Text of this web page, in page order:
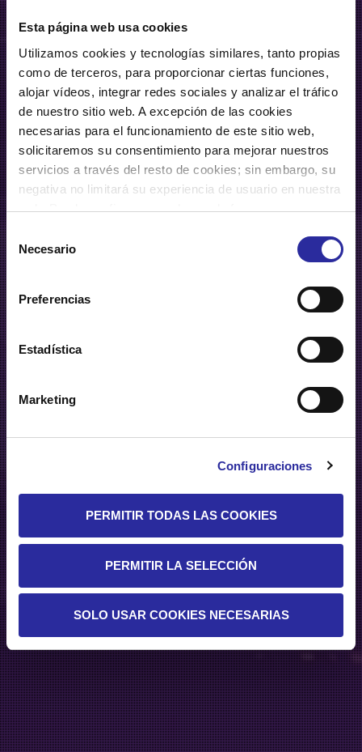
Esta página web usa cookies
Utilizamos cookies y tecnologías similares, tanto propias
como de terceros, para proporcionar ciertas funciones,
alojar vídeos, integrar redes sociales y analizar el tráfico
de nuestro sitio web. A excepción de las cookies
necesarias para el funcionamiento de este sitio web,
solicitaremos su consentimiento para mejorar nuestros
servicios a través del resto de cookies; sin embargo, su
negativa no limitará su experiencia de usuario en nuestra
web. Puede configurar o rechazar de forma
más información, puede consultar nuestra
Política de
Necesario
Preferencias
Estadística
Marketing
Configuraciones
PERMITIR TODAS LAS COOKIES
PERMITIR LA SELECCIÓN
SOLO USAR COOKIES NECESARIAS